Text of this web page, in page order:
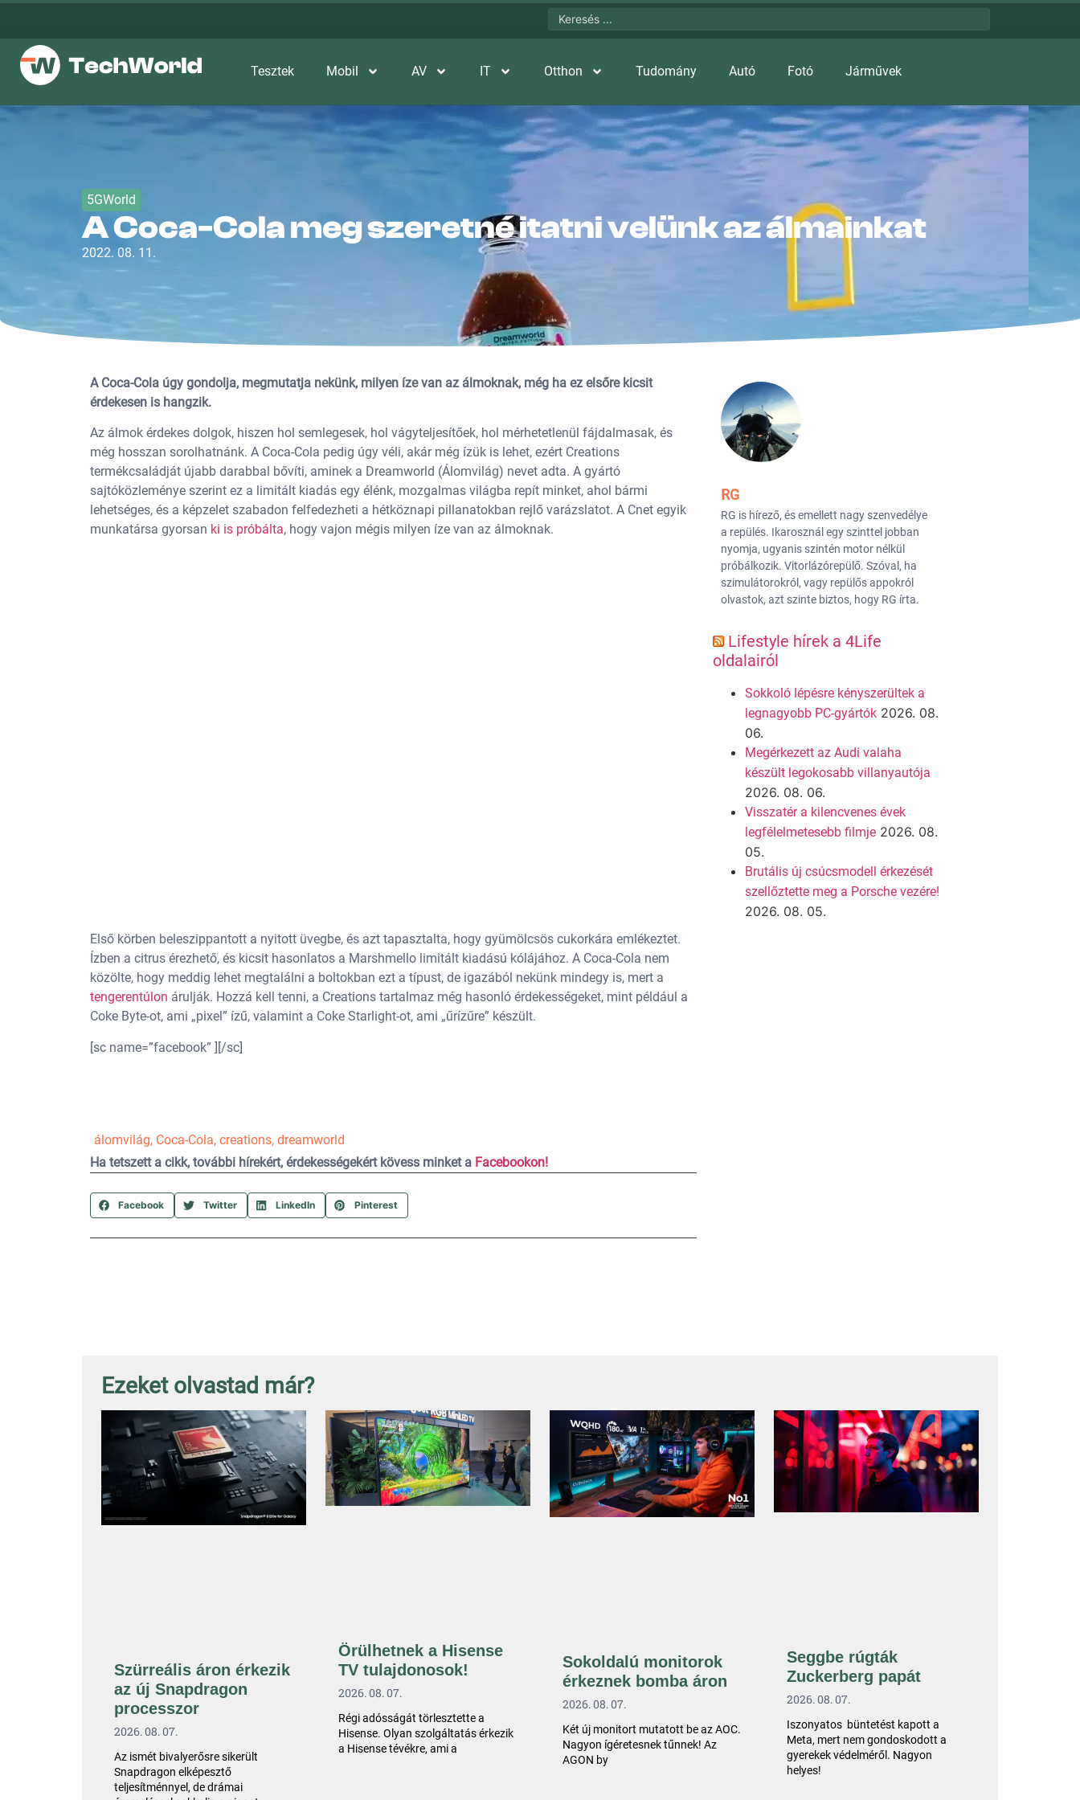
Tesztek Mobil AV IT Otthon Tudomány Autó Fotó Járművek
5GWorld
A Coca-Cola meg szeretné itatni velünk az álmainkat
2022. 08. 11.
A Coca-Cola úgy gondolja, megmutatja nekünk, milyen íze van az álmoknak, még ha ez elsőre kicsit
érdekesen is hangzik.
Az álmok érdekes dolgok, hiszen hol semlegesek, hol vágyteljesítőek, hol mérhetetlenül fájdalmasak, és
még hosszan sorolhatnánk. A Coca-Cola pedig úgy véli, akár még ízük is lehet, ezért Creations
termékcsaládját újabb darabbal bővíti, aminek a Dreamworld (Álomvilág) nevet adta. A gyártó
sajtóközleménye szerint ez a limitált kiadás egy élénk, mozgalmas világba repít minket, ahol bármi
lehetséges, és a képzelet szabadon felfedezheti a hétköznapi pillanatokban rejlő varázslatot. A Cnet egyik
munkatársa gyorsan ki is próbálta, hogy vajon mégis milyen íze van az álmoknak.
Első körben beleszippantott a nyitott üvegbe, és azt tapasztalta, hogy gyümölcsös cukorkára emlékeztet.
Ízben a citrus érezhető, és kicsit hasonlatos a Marshmello limitált kiadású kólájához. A Coca-Cola nem
közölte, hogy meddig lehet megtalálni a boltokban ezt a típust, de igazából nekünk mindegy is, mert a
tengerentúlon árulják. Hozzá kell tenni, a Creations tartalmaz még hasonló érdekességeket, mint például a
Coke Byte-ot, ami „pixel” ízű, valamint a Coke Starlight-ot, ami „űrízűre” készült.
[sc name=”facebook” ][/sc]
álomvilág, Coca-Cola, creations, dreamworld
Ha tetszett a cikk, további hírekért, érdekességekért kövess minket a Facebookon!
Facebook Twitter LinkedIn Pinterest
RG
RG is hírező, és emellett nagy szenvedélye
a repülés. Ikarosznál egy szinttel jobban
nyomja, ugyanis szintén motor nélkül
próbálkozik. Vitorlázórepülő. Szóval, ha
szimulátorokról, vagy repülős appokról
olvastok, azt szinte biztos, hogy RG írta.
Lifestyle hírek a 4Life
oldalairól
Sokkoló lépésre kényszerültek a
legnagyobb PC-gyártók 2026. 08.
06.
Megérkezett az Audi valaha
készült legokosabb villanyautója
2026. 08. 06.
Visszatér a kilencvenes évek
legfélelmetesebb filmje 2026. 08.
05.
Brutális új csúcsmodell érkezését
szellőztette meg a Porsche vezére!
2026. 08. 05.
Ezeket olvastad már?
Szürreális áron érkezik
az új Snapdragon
processzor
2026. 08. 07.
Az ismét bivalyerősre sikerült
Snapdragon elképesztő
teljesítménnyel, de drámai
Örülhetnek a Hisense
TV tulajdonosok!
2026. 08. 07.
Régi adósságát törlesztette a
Hisense. Olyan szolgáltatás érkezik
a Hisense tévékre, ami a
Sokoldalú monitorok
érkeznek bomba áron
2026. 08. 07.
Két új monitort mutatott be az AOC.
Nagyon ígéretesnek tűnnek! Az
AGON by
Seggbe rúgták
Zuckerberg papát
2026. 08. 07.
Iszonyatos büntetést kapott a
Meta, mert nem gondoskodott a
gyerekek védelméről. Nagyon
helyes!